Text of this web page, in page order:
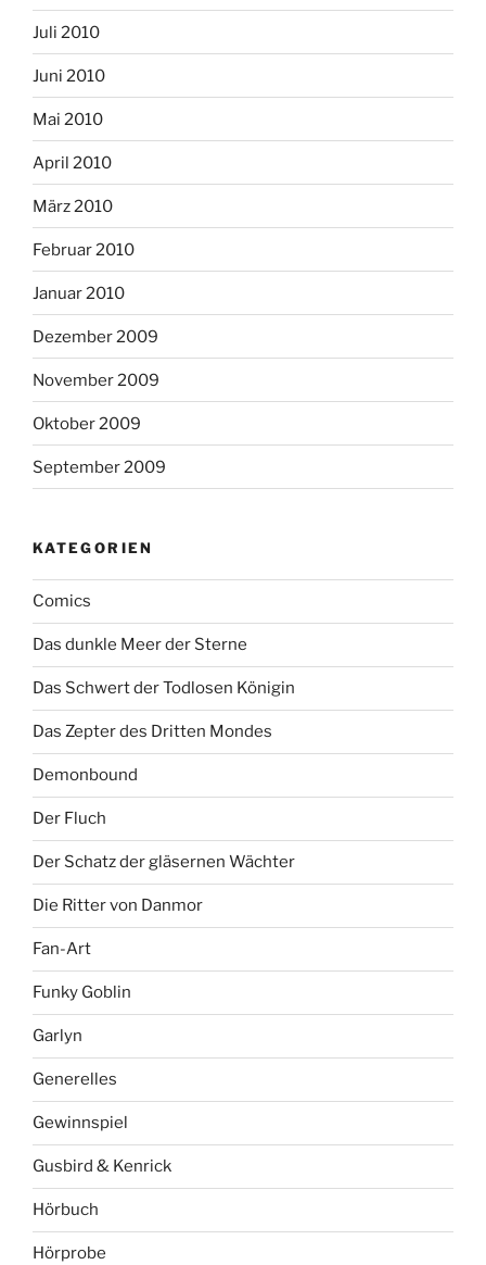
Juli 2010
Juni 2010
Mai 2010
April 2010
März 2010
Februar 2010
Januar 2010
Dezember 2009
November 2009
Oktober 2009
September 2009
KATEGORIEN
Comics
Das dunkle Meer der Sterne
Das Schwert der Todlosen Königin
Das Zepter des Dritten Mondes
Demonbound
Der Fluch
Der Schatz der gläsernen Wächter
Die Ritter von Danmor
Fan-Art
Funky Goblin
Garlyn
Generelles
Gewinnspiel
Gusbird & Kenrick
Hörbuch
Hörprobe